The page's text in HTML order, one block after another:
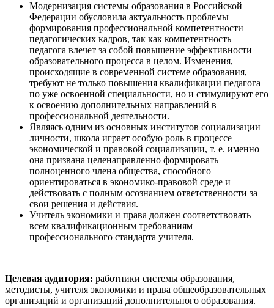
Модернизация системы образования в Российской
Федерации обусловила актуальность проблемы
формирования профессиональной компетентности
педагогических кадров, так как компетентность
педагога влечет за собой повышение эффективности
образовательного процесса в целом. Изменения,
происходящие в современной системе образования,
требуют не только повышения квалификации педагога
по уже освоенной специальности, но и стимулируют его
к освоению дополнительных направлений в
профессиональной деятельности.
Являясь одним из основных институтов социализации
личности, школа играет особую роль в процессе
экономической и правовой социализации, т. е. именно
она призвана целенаправленно формировать
полноценного члена общества, способного
ориентироваться в экономико-правовой среде и
действовать с полным осознанием ответственности за
свои решения и действия.
Учитель экономики и права должен соответствовать
всем квалификационным требованиям
профессионального стандарта учителя.
Целевая аудитория: работники системы образования,
методисты, учителя экономики и права общеобразовательных
организаций и организаций дополнительного образования.